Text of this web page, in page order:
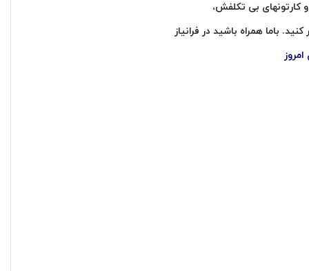
کارتونهای بی تکلفش،
باما همراه باشید در فرانیاز